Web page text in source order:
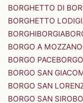
BORGHETTO DI
BORGHETTO
BORGHIBORGIA
BORGO A MOZZANO
BORGO PACE
BORGO SAN
BORGO SAN
BORGO SAN SIRO